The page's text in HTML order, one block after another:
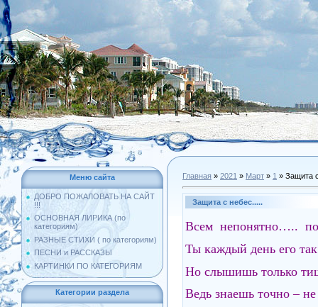
Меню сайта
ДОБРО ПОЖАЛОВАТЬ НА САЙТ
!!!
ОСНОВНАЯ ЛИРИКА (по
категориям)
РАЗНЫЕ СТИХИ ( по категориям)
ПЕСНИ и РАССКАЗЫ
КАРТИНКИ ПО КАТЕГОРИЯМ
Категории раздела
Главная » 2021 » Март » 1 » Защита
Защита с небес.....
Всем непонятно…..
Ты каждый день его
Но слышишь только
Ведь знаешь точно –